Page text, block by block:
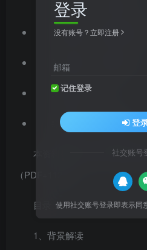
文档类型：景观方案文本
设计风格：现代风格
文档格式：PDF
绿地类型：特色街镇
本资料是[浙江]特色高端科技
（PDF+112页）
目录：
1、背景解读
登录
没有账号？立即注册
邮箱
记住登录
登
社交账号
使用社交账号登录即表示同